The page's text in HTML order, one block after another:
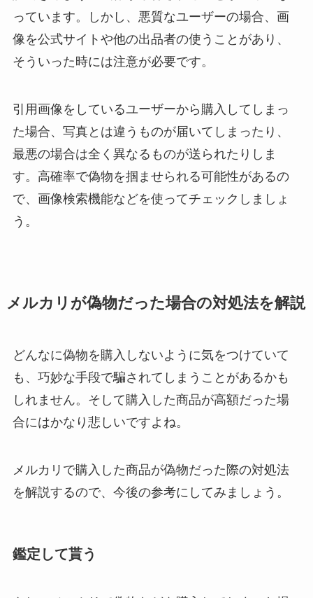
っています。しかし、悪質なユーザーの場合、画
像を公式サイトや他の出品者の使うことがあり、
そういった時には注意が必要です。
引用画像をしているユーザーから購入してしまっ
た場合、写真とは違うものが届いてしまったり、
最悪の場合は全く異なるものが送られたりしま
す。高確率で偽物を掴ませられる可能性があるの
で、画像検索機能などを使ってチェックしましょ
う。
メルカリが偽物だった場合の対処法を解説
どんなに偽物を購入しないように気をつけていて
も、巧妙な手段で騙されてしまうことがあるかも
しれません。そして購入した商品が高額だった場
合にはかなり悲しいですよね。
メルカリで購入した商品が偽物だった際の対処法
を解説するので、今後の参考にしてみましょう。
鑑定して貰う